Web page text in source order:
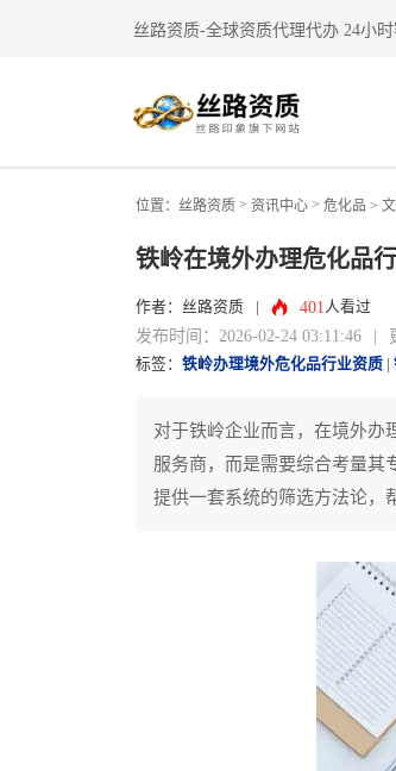
丝路资质-全球资质代理代办 24小时
位置： 丝路资质 > 资讯中心 > 危化品 >
铁岭在境外办理危化品
作者：丝路资质 401 人看过
发布时间：2026-02-24 03:11:46 |
标签： 铁岭办理境外危化品行业资质
对于铁岭企业而言，在境外办
服务商，而是需要综合考量其
提供一套系统的筛选方法论，